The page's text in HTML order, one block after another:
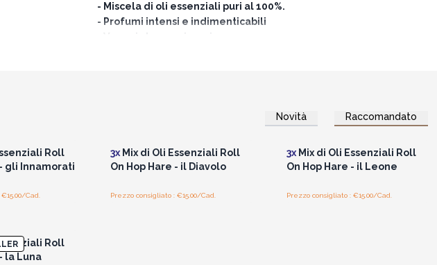
- Miscela di oli essenziali puri al 100%.
- Profumi intensi e indimenticabili
- Vere pietre semipreziose
Novità Raccomandato
Roll
gli Innamorati
Cad.
3x Mix di Oli Essenziali Roll
On Hop Hare - il Diavolo
Prezzo consigliato : €15.00/Cad.
Accedi per vedere i prezzi
all'ingrosso
3xMix di Oli Essenziali Roll
On Hop Hare - il Leone
Prezzo consigliato : €15.00/Cad.
Roll
la Luna